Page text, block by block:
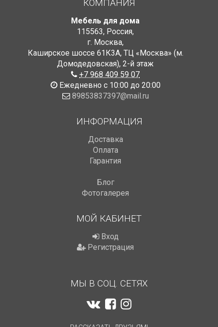
КОМПАНИЯ
Мебель для дома
115563, Россия,
г. Москва,
Каширское шоссе 61К3А, ТЦ «Москва» (м.
Домодедовская), 2-й этаж
+7 968 409 59 07
Ежедневно с 10:00 до 20:00
89853837397@mail.ru
ИНФОРМАЦИЯ
Доставка
Оплата
Гарантия
Блог
Фотогалерея
МОЙ КАБИНЕТ
Вход
Регистрация
МЫ В СОЦ. СЕТЯХ